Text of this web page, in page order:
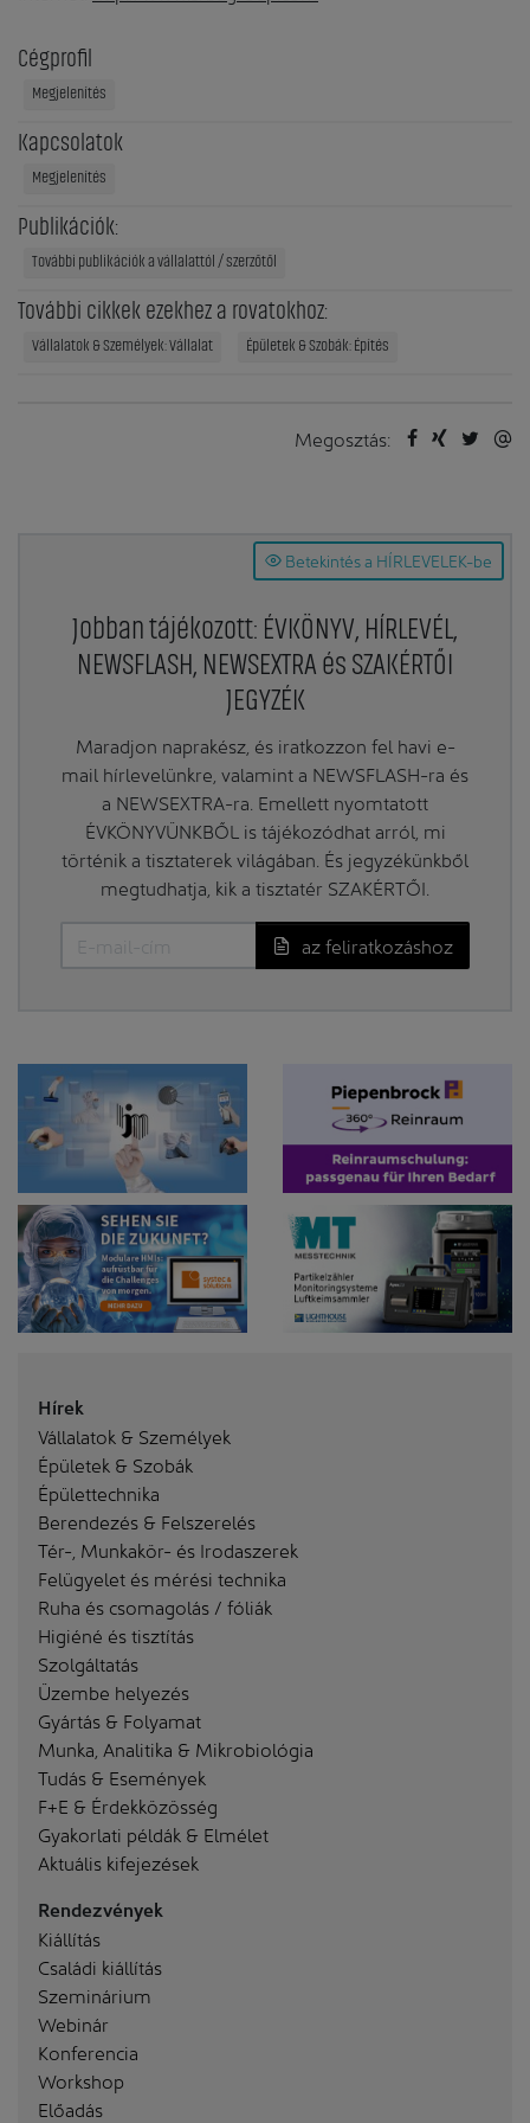
Cégprofil
Megjelenítés
Kapcsolatok
Megjelenítés
Publikációk:
További publikációk a vállalattól / szerzőtől
További cikkek ezekhez a rovatokhoz:
Vállalatok & Személyek: Vállalat Épületek & Szobák: Építés
Megosztás:
Betekintés a HÍRLEVELEK-be
Jobban tájékozott: ÉVKÖNYV, HÍRLEVÉL,
NEWSFLASH, NEWSEXTRA és SZAKÉRTŐI
JEGYZÉK
Maradjon naprakész, és iratkozzon fel havi e-
mail hírlevelünkre, valamint a NEWSFLASH-ra és
a NEWSEXTRA-ra. Emellett nyomtatott
ÉVKÖNYVÜNKBŐL is tájékozódhat arról, mi
történik a tisztaterek világában. És jegyzékünkből
megtudhatja, kik a tisztatér SZAKÉRTŐI.
az feliratkozáshoz
Hírek
Vállalatok & Személyek
Épületek & Szobák
Épülettechnika
Berendezés & Felszerelés
Tér-, Munkakör- és Irodaszerek
Felügyelet és mérési technika
Ruha és csomagolás / fóliák
Higiéné és tisztítás
Szolgáltatás
Üzembe helyezés
Gyártás & Folyamat
Munka, Analitika & Mikrobiológia
Tudás & Események
F+E & Érdekközösség
Gyakorlati példák & Elmélet
Aktuális kifejezések
Rendezvények
Kiállítás
Családi kiállítás
Szeminárium
Webinár
Konferencia
Workshop
Előadás